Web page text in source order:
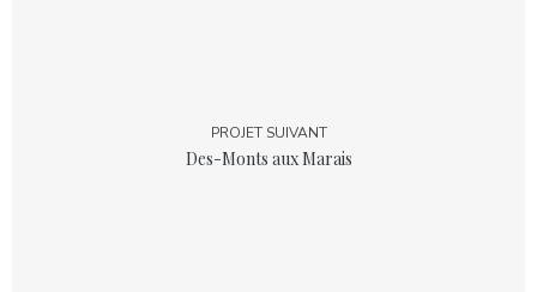
PROJET SUIVANT
Des-Monts aux Marais